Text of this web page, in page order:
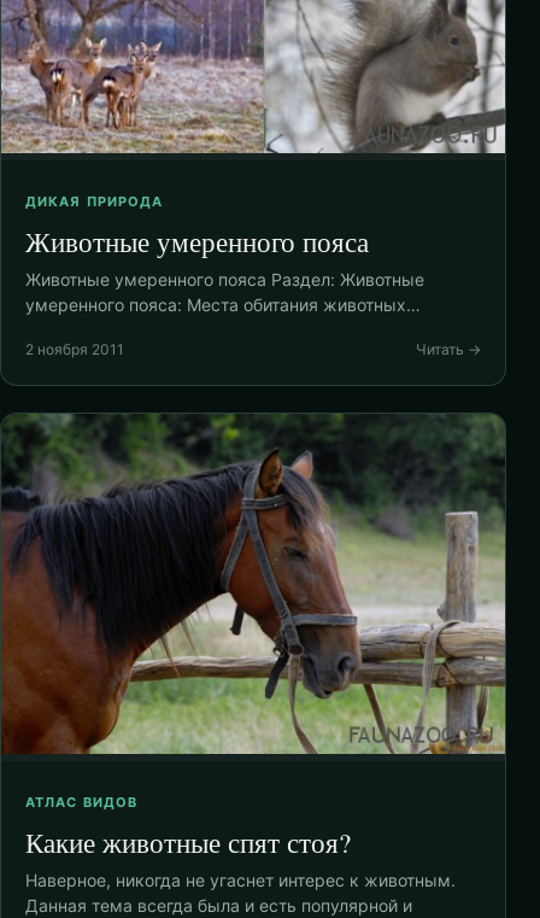
ДИКАЯ ПРИРОДА
Животные умеренного пояса
Животные умеренного пояса Раздел: Животные
умеренного пояса: Места обитания животных…
2 ноября 2011 Читать →
АТЛАС ВИДОВ
Какие животные спят стоя?
Наверное, никогда не угаснет интерес к животным.
Данная тема всегда была и есть популярной и